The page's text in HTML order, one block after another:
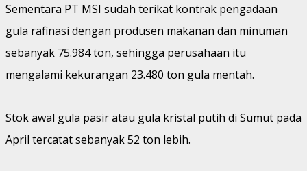
Sementara PT MSI sudah terikat kontrak pengadaan
gula rafinasi dengan produsen makanan dan minuman
sebanyak 75.984 ton, sehingga perusahaan itu
mengalami kekurangan 23.480 ton gula mentah.
Stok awal gula pasir atau gula kristal putih di Sumut pada
April tercatat sebanyak 52 ton lebih.